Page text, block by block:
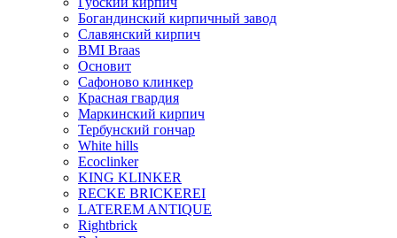
Богандинский кирпичный завод
Славянский кирпич
BMI Braas
Основит
Сафоново клинкер
Красная гвардия
Маркинский кирпич
Тербунский гончар
White hills
Ecoclinker
KING KLINKER
RECKE BRICKEREI
LATEREM ANTIQUE
Rightbrick